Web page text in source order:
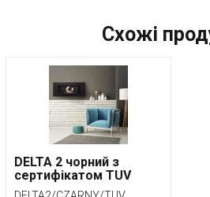
Схожі
DELTA 2 чорний з
сертифікатом TUV